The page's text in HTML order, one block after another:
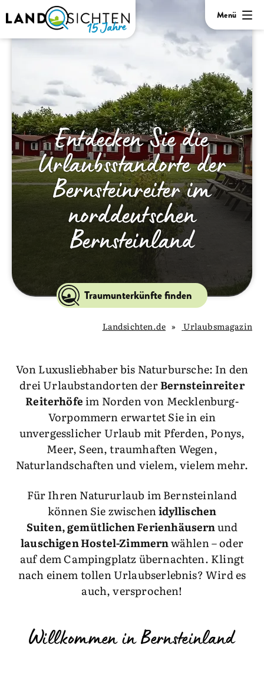
Menü
Entdecken Sie die
Urlaubsstandorte der
Bernsteinreiter im
norddeutschen
Bernsteinland
Traumunterkünfte finden
Urlaubsmagazin
Landsichten.de
Von Luxusliebhaber bis Naturbursche: In den
drei Urlaubstandorten derBernsteinreiter
Reiterhöfeim Norden von Mecklenburg-
Vorpommern erwartet Sie in ein
unvergesslicher Urlaub mit Pferden, Ponys,
Meer, Seen, traumhaften Wegen,
Naturlandschaften und vielem, vielem mehr.
Für Ihren Natururlaub im Bernsteinland
können Sie zwischenidyllischen
Suiten, gemütlichen Ferienhäusernund
lauschigen Hostel-Zimmernwählen – oder
auf dem Campingplatz übernachten. Klingt
nach einem tollen Urlaubserlebnis? Wird es
auch, versprochen!
Willkommen in Bernsteinland